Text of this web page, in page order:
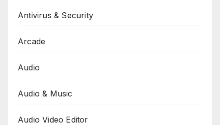
Antivirus & Security
Arcade
Audio
Audio & Music
Audio Video Editor